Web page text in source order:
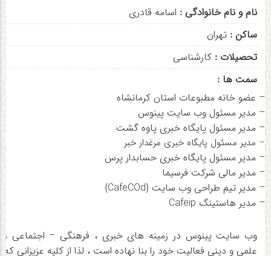
نام و نام خانوادگی : اسامه قادری
ساکن : تهران
تحصیلات : کارشناسی
سمت ها :
– عضو خانه مطبوعات استان کرمانشاه
– مدیر مسئول وب سایت پینوس
– مدیر مسئول پایگاه خبری پاوه گشت
– مدیر مسئول پایگاه خبری مرغدار خبر
– مدیر مسئول پایگاه خبری حسابدار پرس
– مدیر مالی شرکت فرسیما
– مدیر تیم طراحی وب سایت {CafeCOd}
– مدیر هاستینگ Cafeip
وب سایت پینوس در زمینه های خبری ، فرهنگی – اجتماعی ،
علمی و دینی فعالیت خود را بنا نهاده است ، لذا از کلیه عزیزانی که